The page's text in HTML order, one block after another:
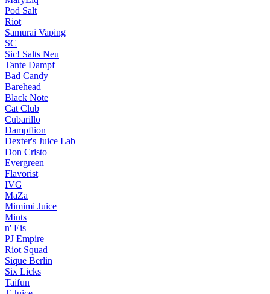
Pod Salt
Riot
Samurai Vaping
SC
Sic! Salts Neu
Tante Dampf
Bad Candy
Barehead
Black Note
Cat Club
Cubarillo
Dampflion
Dexter's Juice Lab
Don Cristo
Evergreen
Flavorist
IVG
MaZa
Mimimi Juice
Mints
n' Eis
PJ Empire
Riot Squad
Sique Berlin
Six Licks
Taifun